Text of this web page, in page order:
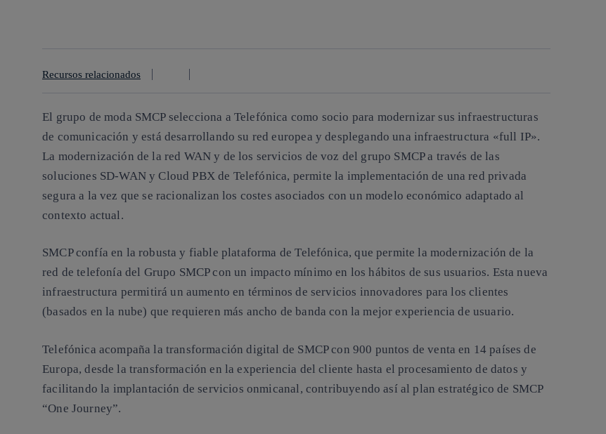
Recursos relacionados
El grupo de moda SMCP selecciona a Telefónica como socio para modernizar sus infraestructuras
de comunicación y está desarrollando su red europea y desplegando una infraestructura «full IP».
La modernización de la red WAN y de los servicios de voz del grupo SMCP a través de las
soluciones SD-WAN y Cloud PBX de Telefónica, permite la implementación de una red privada
segura a la vez que se racionalizan los costes asociados con un modelo económico adaptado al
contexto actual.
SMCP confía en la robusta y fiable plataforma de Telefónica, que permite la modernización de la
red de telefonía del Grupo SMCP con un impacto mínimo en los hábitos de sus usuarios. Esta nueva
infraestructura permitirá un aumento en términos de servicios innovadores para los clientes
(basados en la nube) que requieren más ancho de banda con la mejor experiencia de usuario.
Telefónica acompaña la transformación digital de SMCP con 900 puntos de venta en 14 países de
Europa, desde la transformación en la experiencia del cliente hasta el procesamiento de datos y
facilitando la implantación de servicios onmicanal, contribuyendo así al plan estratégico de SMCP
“One Journey”.